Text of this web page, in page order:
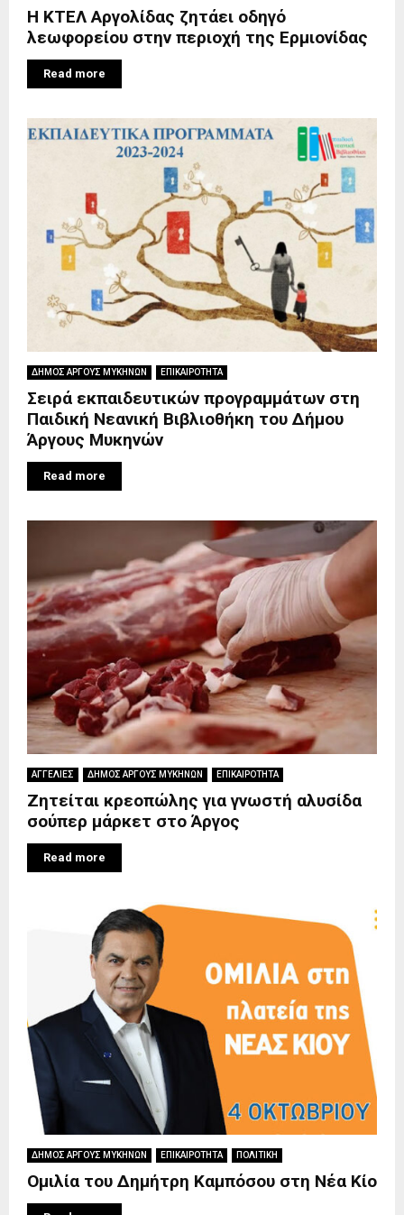
Η ΚΤΕΛ Αργολίδας ζητάει οδηγό
λεωφορείου στην περιοχή της Ερμιονίδας
Read more
ΔΗΜΟΣ ΑΡΓΟΥΣ ΜΥΚΗΝΩΝ ΕΠΙΚΑΙΡΟΤΗΤΑ
Σειρά εκπαιδευτικών προγραμμάτων στη
Παιδική Νεανική Βιβλιοθήκη του Δήμου
Άργους Μυκηνών
Read more
ΑΓΓΕΛΙΕΣ ΔΗΜΟΣ ΑΡΓΟΥΣ ΜΥΚΗΝΩΝ ΕΠΙΚΑΙΡΟΤΗΤΑ
Ζητείται κρεοπώλης για γνωστή αλυσίδα
σούπερ μάρκετ στο Άργος
Read more
ΔΗΜΟΣ ΑΡΓΟΥΣ ΜΥΚΗΝΩΝ ΕΠΙΚΑΙΡΟΤΗΤΑ ΠΟΛΙΤΙΚΗ
Ομιλία του Δημήτρη Καμπόσου στη Νέα Κίο